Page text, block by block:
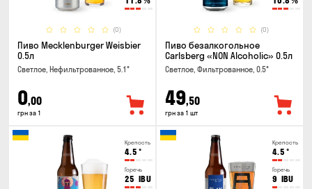
(0)
Пиво Mecklenburger Weisbier
0.5л
Светлое, Нефильтрованное, 5.1°
0,00
грн за 1
(0)
Пиво безалкогольное
Carlsberg «NON Alcoholic» 0.5л
Светлое, Фильтрованное, 0.5°
49,50
грн за 1 шт
Крепость
4.5 °
Горечь
25 IBU
Крепость
4.5 °
Горечь
9 IBU